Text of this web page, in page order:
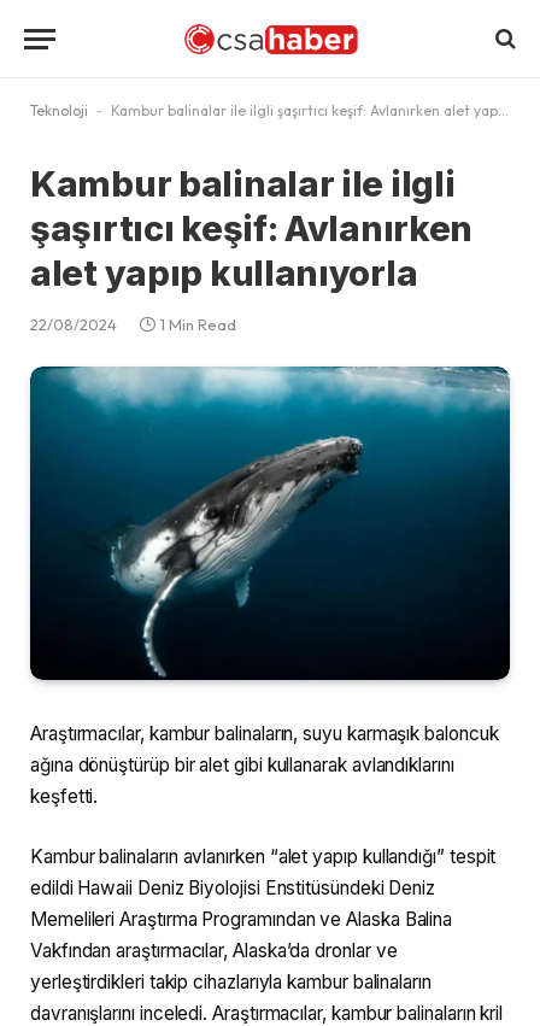
Teknoloji - Kambur balinalar ile ilgli şaşırtıcı keşif: Avlanırken alet yapıp kullanıyorla
Kambur balinalar ile ilgli
şaşırtıcı keşif: Avlanırken
alet yapıp kullanıyorla
22/08/2024 1 Min Read
Araştırmacılar, kambur balinaların, suyu karmaşık baloncuk
ağına dönüştürüp bir alet gibi kullanarak avlandıklarını
keşfetti.
Kambur balinaların avlanırken “alet yapıp kullandığı” tespit
edildi Hawaii Deniz Biyolojisi Enstitüsündeki Deniz
Memelileri Araştırma Programından ve Alaska Balina
Vakfından araştırmacılar, Alaska’da dronlar ve
yerleştirdikleri takip cihazlarıyla kambur balinaların
davranışlarını inceledi. Araştırmacılar, kambur balinaların kril